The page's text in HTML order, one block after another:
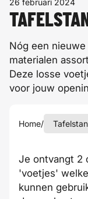
26 februari 2024
Nóg een
materialen
Deze losse
voor jouw
Home/
Je ontvangt 2
'voetjes'
kunnen